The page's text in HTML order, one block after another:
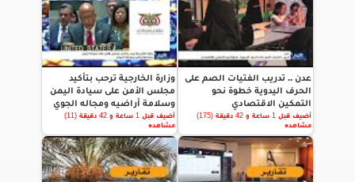
عدن .. تدريب الفتيات الصم على
الحرف اليدوية خطوة نحو
التمكين الاقتصادي
أضيف قبل 1 ساعة و 42 دقيقة (175)
مشاهده
وزارة الخارجية ترحب بتأكيد
مجلس الأمن على سيادة اليمن
وسلامة أراضيه ومجاله الجوي
أضيف قبل 1 ساعة و 42 دقيقة (11)
مشاهده